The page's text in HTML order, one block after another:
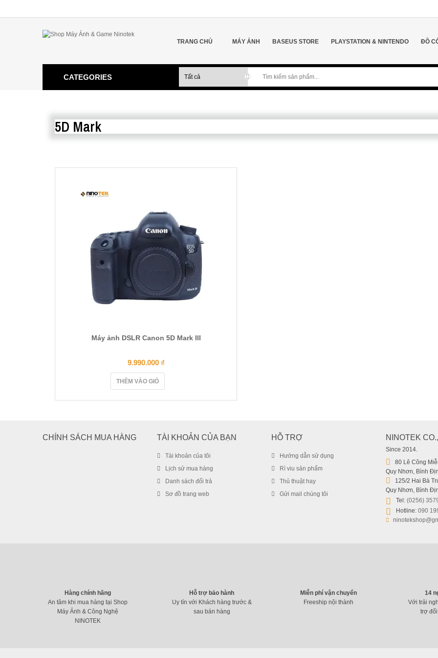
TRANG CHỦ MÁY ẢNH BASEUS STORE PLAYSTATION & NINTENDO ĐỒ
CATEGORIES
5D Mark
Máy ảnh DSLR Canon 5D Mark III
9.990.000 ₫
THÊM VÀO GIỎ
CHÍNH SÁCH MUA HÀNG TÀI KHOẢN CỦA BẠN
Tài khoản của tôi
Lịch sử mua hàng
Danh sách đổi trả
Sơ đồ trang web
HỖ TRỢ
Hướng dẫn sử dụng
Rì viu sản phẩm
Thủ thuật hay
Gửi mail chúng tôi
NINOTEK
Since 2014.
80 Lê Công
Quy Nhơn, Bình
125/2 Hai Bà
Quy Nhơn, Bình
Tel: (0256)
Hotline: 090
Hàng chính hãng
An tâm khi mua hàng tại Shop
Máy Ảnh & Công Nghệ
NINOTEK
Hỗ trợ bảo hành
Uy tín với Khách hàng trước &
sau bán hàng
Miễn phí vận chuyển
Freeship nội thành
14
Với trải
trợ